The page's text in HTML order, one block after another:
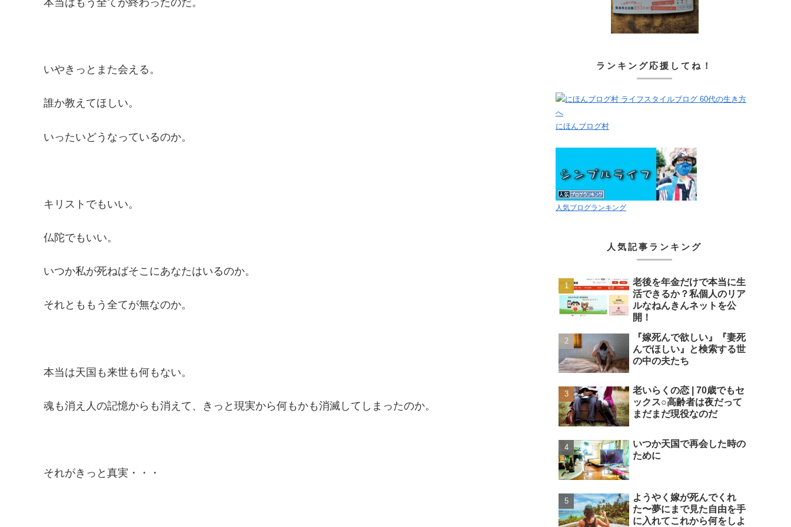
いやきっとまた会える。
誰か教えてほしい。
いったいどうなっているのか。
キリストでもいい。
仏陀でもいい。
いつか私が死ねばそこにあなたはいるのか。
それとももう全てが無なのか。
本当は天国も来世も何もない。
魂も消え人の記憶からも消えて、きっと現実から何もかも消滅してしまったのか。
それがきっと真実・・・
ランキング応援してね！
にほんブログ村
人気ブログランキング
人気記事ランキング
老後を年金だけで本当に生
活できるか？私個人のリア
ルなねんきんネットを公
開！
『嫁死んで欲しい』『妻死
んでほしい』と検索する世
の中の夫たち
老いらくの恋 | 70歳でもセ
ックス○高齢者は夜だって
まだまだ現役なのだ
いつか天国で再会した時の
ために
ようやく嫁が死んでくれ
た〜夢にまで見た自由を手
に入れてこれから何をしよ